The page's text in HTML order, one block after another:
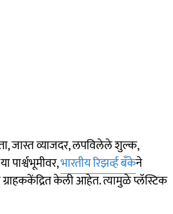
जास्त व्याजदर, लपविलेले शुल्क,
भारतीय रिझर्व्ह बँकेने
केली आहेत. त्यामुळे प्लॅस्टिक